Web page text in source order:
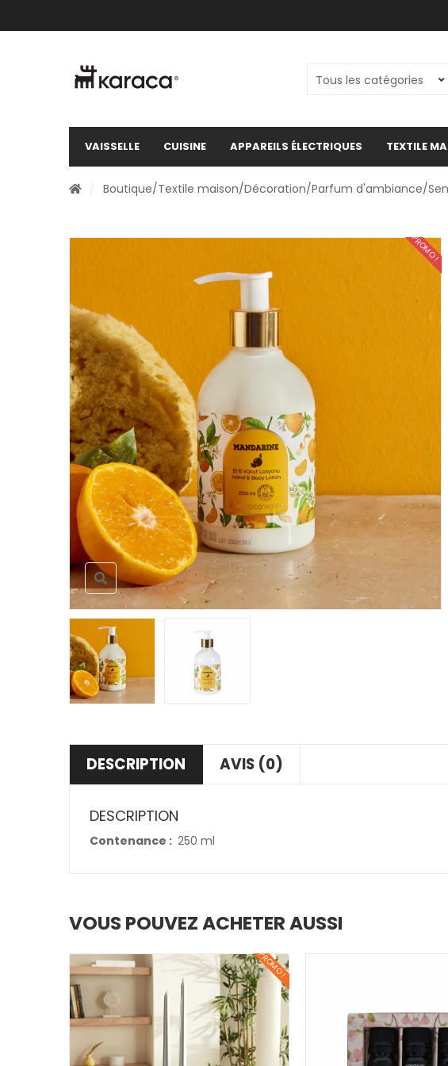
VAISSELLE CUISINE APPAREILS ÉLECTRIQUES TEXTILE
Boutique/Textile maison/Décoration/Parfum d'ambiance/
PROMO !
DESCRIPTION AVIS (0)
DESCRIPTION
Contenance : 250 ml
VOUS POUVEZ ACHETER AUSSI
PROMO !